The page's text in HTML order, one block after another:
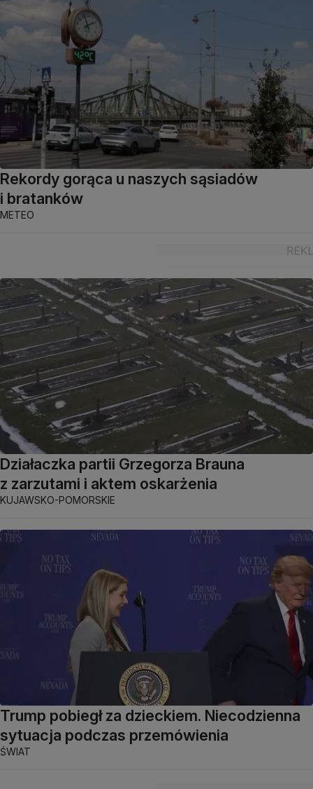
Rekordy gorąca u naszych sąsiadów
i bratanków
METEO
Działaczka partii Grzegorza Brauna
z zarzutami i aktem oskarżenia
KUJAWSKO-POMORSKIE
Trump pobiegł za dzieckiem. Niecodzienna
sytuacja podczas przemówienia
ŚWIAT